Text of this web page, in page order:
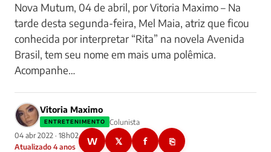
Nova Mutum, 04 de abril, por Vitoria Maximo – Na
tarde desta segunda-feira, Mel Maia, atriz que ficou
conhecida por interpretar “Rita” na novela Avenida
Brasil, tem seu nome em mais uma polêmica.
Acompanhe…
Vitoria Maximo
ENTRETENIMENTO
Colunista
04 abr 2022 · 18h02
Atualizado 4 anos
W 𝕏 f ⎘